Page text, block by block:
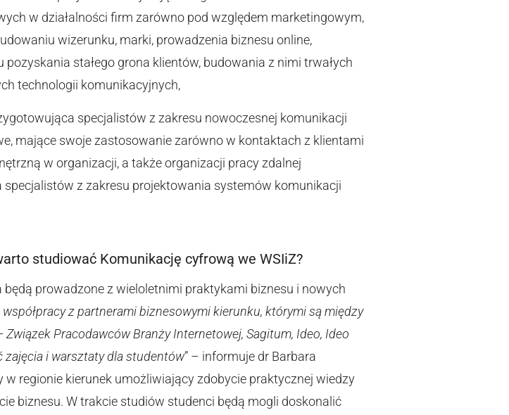
w działalności firm zarówno pod względem marketingowym,
wizerunku, marki, prowadzenia biznesu online,
stałego grona klientów, budowania z nimi trwałych
technologii komunikacyjnych,
specjalistów z zakresu nowoczesnej komunikacji
mające swoje zastosowanie zarówno w kontaktach z klientami
w organizacji, a także organizacji pracy zdalnej
z zakresu projektowania systemów komunikacji
studiować Komunikację cyfrową we WSIiZ?
prowadzone z wieloletnimi praktykami biznesu i nowych
z partnerami biznesowymi kierunku, którymi są między
Związek Pracodawców Branży Internetowej, Sagitum, Ideo, Ideo
zajęcia i warsztaty dla studentów” – informuje dr Barbara
regionie kierunek umożliwiający zdobycie praktycznej wiedzy
biznesu. W trakcie studiów studenci będą mogli doskonalić